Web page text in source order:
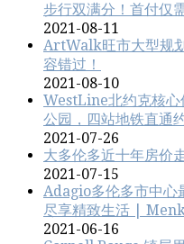
步行双满分！首付仅
2021-08-11
ArtWalk旺市大型规
容错过！
2021-08-10
WestLine北约克核心
公园，四站地铁直通
2021-07-26
大多伦多近十年房价
2021-07-15
Adagio多伦多市中心
尽享精致生活 |
2021-06-16